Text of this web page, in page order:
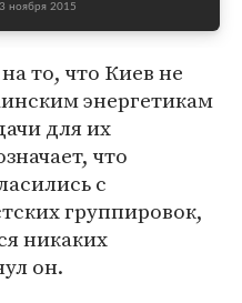
ноября 2015
то, что Киев не
энергетикам
для их
что
с
группировок,
никаких
он.